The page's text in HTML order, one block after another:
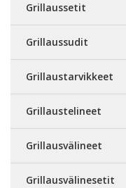
Grillaussetit
Grillaussudit
Grillaustarvikkeet
Grillaustelineet
Grillausvälineet
Grillausvälinesetit